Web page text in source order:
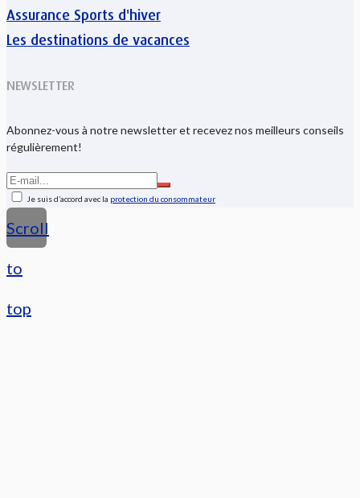
Assurance Sports d'hiver
Les destinations de vacances
NEWSLETTER
Abonnez-vous à notre newsletter et recevez nos meilleurs conseils
régulièrement!
Je suis d’accord avec la protection du consommateur
Scroll
to
top